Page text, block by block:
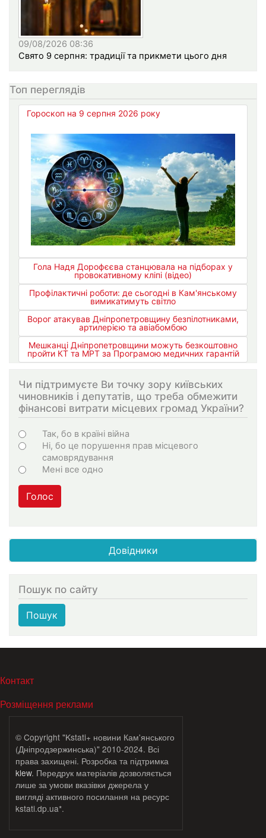
09/08/2026 08:36
Свято 9 серпня: традиції та прикмети цього дня
Топ переглядів
Гороскоп на 9 серпня 2026 року
Гола Надя Дорофєєва станцювала на підборах у
провокативному кліпі (відео)
Профілактичні роботи: де сьогодні в Кам'янському
вимикатимуть світло
Ворог атакував Дніпропетровщину безпілотниками,
артилерією та авіабомбою
Мешканці Дніпропетровщини можуть безкоштовно
пройти КТ та МРТ за Програмою медичних гарантій
Чи підтримуєте Ви точку зору київських
чиновників і депутатів, що треба обмежити
фінансові витрати місцевих громад України?
Варіанти
Так, бо в країні війна
Ні, бо це порушення прав місцевого
самоврядування
Мені все одно
Голос
Довідники
Пошук по сайту
Пошук
МЕНЮ В ПОДВАЛЕ
Контакт
Розміщення реклами
© Copyright "Kstati+ новини Кам'янського
(Дніпродзержинська)" 2010-2024. Всі
права захищені. Розробка та підтримка
klew. Передрук матеріалів дозволяється
лише за умови вказівки джерела у
вигляді активного посилання на ресурс
kstati.dp.ua*.